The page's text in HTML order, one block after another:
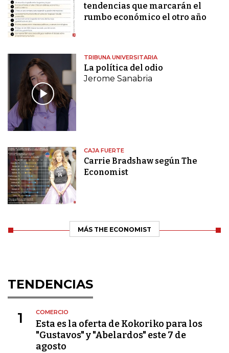
tendencias que marcarán el
rumbo económico el otro año
TRIBUNA UNIVERSITARIA
La política del odio
Jerome Sanabria
CAJA FUERTE
Carrie Bradshaw según The
Economist
MÁS THE ECONOMIST
TENDENCIAS
1 COMERCIO
Esta es la oferta de Kokoriko para los
"Gustavos" y "Abelardos" este 7 de
agosto